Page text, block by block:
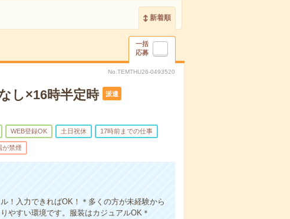
新着順
一括
応募
No.TEMTHU26-0493520
し×16時半定時 派遣
WEB登録OK 土日祝休 17時前までの仕事
が禁煙
！入力できればOK！＊多くの方が未経験から
やすい環境です。服装はカジュアルOK＊